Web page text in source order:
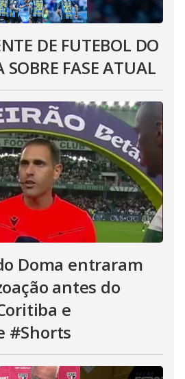
DE FUTEBOL DO
SOBRE FASE ATUAL
Doma entraram
antes do
e
#Shorts